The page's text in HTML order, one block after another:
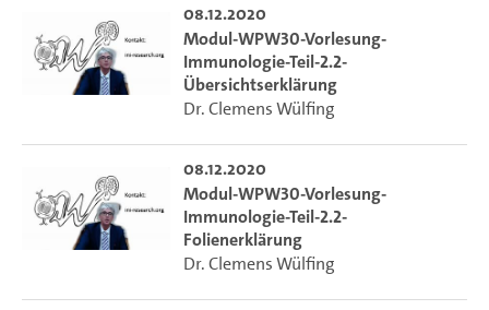
08.12.2020
Modul-WPW30-Vorlesung-
Immunologie-Teil-2.2-
Übersichtserklärung
Dr. Clemens Wülfing
08.12.2020
Modul-WPW30-Vorlesung-
Immunologie-Teil-2.2-
Folienerklärung
Dr. Clemens Wülfing